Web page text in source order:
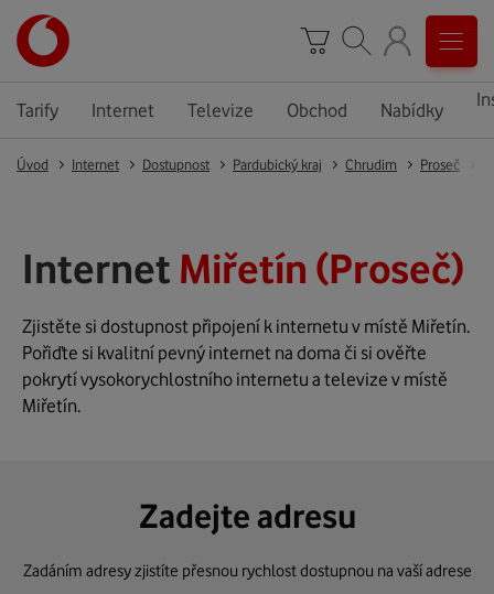
Tarify Internet Televize Obchod Nabídky
Úvod Internet Dostupnost Pardubický kraj Chrudim Proseč
Internet Miřetín (Proseč)
Zjistěte si dostupnost připojení k internetu v místě Miřetín.
Pořiďte si kvalitní pevný internet na doma či si ověřte
pokrytí vysokorychlostního internetu a televize v místě
Miřetín.
Zadejte adresu
Zadáním adresy zjistíte přesnou rychlost dostupnou na vaší adrese